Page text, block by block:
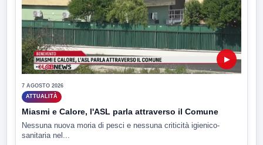
▶
7 AGOSTO 2026
ATTUALITÀ
Miasmi e Calore, l'ASL parla attraverso il Comune
Nessuna nuova moria di pesci e nessuna criticità igienico-
sanitaria nel...